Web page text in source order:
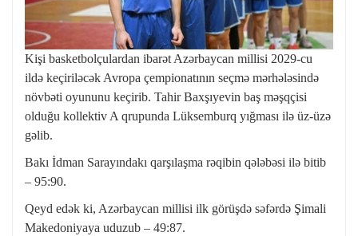
Kişi basketbolçulardan ibarət Azərbaycan millisi 2029-cu
ildə keçiriləcək Avropa çempionatının seçmə mərhələsində
növbəti oyununu keçirib. Tahir Baxşıyevin baş məşqçisi
olduğu kollektiv A qrupunda Lüksemburq yığması ilə üz-üzə
gəlib.
Bakı İdman Sarayındakı qarşılaşma rəqibin qələbəsi ilə bitib
– 95:90.
Qeyd edək ki, Azərbaycan millisi ilk görüşdə səfərdə Şimali
Makedoniyaya uduzub – 49:87.